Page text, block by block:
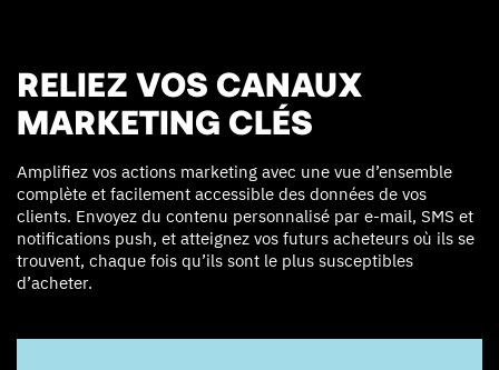
RELIEZ VOS CANAUX
MARKETING CLÉS
Amplifiez vos actions marketing avec une vue d’ensemble
complète et facilement accessible des données de vos
clients. Envoyez du contenu personnalisé par e-mail, SMS et
notifications push, et atteignez vos futurs acheteurs où ils se
trouvent, chaque fois qu’ils sont le plus susceptibles
d’acheter.